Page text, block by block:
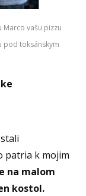
vašu pizzu
pod toksánskym
patria k mojim
na malom
kostol.